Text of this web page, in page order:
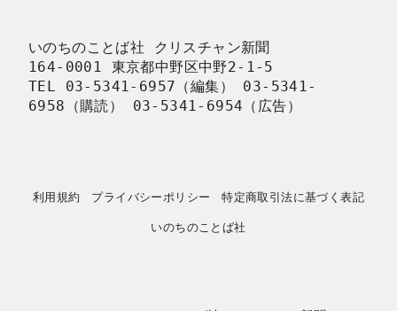
いのちのことば社 クリスチャン新聞
164-0001 東京都中野区中野2-1-5
TEL 03-5341-6957（編集） 03-5341-
6958（購読） 03-5341-6954（広告）
利用規約 プライバシーポリシー
特定商取引法に基づく表記
いのちのことば社